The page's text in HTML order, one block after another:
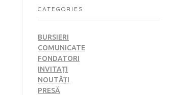
CATEGORIES
BURSIERI
COMUNICATE
FONDATORI
INVITAȚI
NOUTĂȚI
PRESĂ